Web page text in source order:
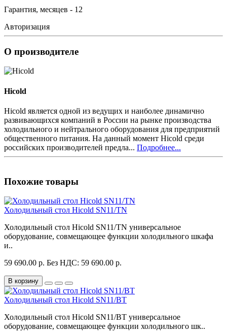
Гарантия, месяцев - 12
Авторизация
О производителе
Hicold
Hicold является одной из ведущих и наиболее динамично
развивающихся компаний в России на рынке производства
холодильного и нейтрального оборудования для предприятий
общественного питания. На данный момент Hicold среди
российских производителей предла... Подробнее...
Похожие товары
Холодильный стол Hicold SN11/TN
Холодильный стол Hicold SN11/TN универсальное
оборудование, совмещающее функции холодильного шкафа
и..
59 690.00 р. Без НДС: 59 690.00 р.
В корзину
Холодильный стол Hicold SN11/BT
Холодильный стол Hicold SN11/BT универсальное
оборудование, совмещающее функции холодильного шк..